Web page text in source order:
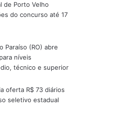
de Porto Velho
do concurso até 17
Paraíso (RO) abre
níveis
técnico e superior
oferta R$ 73 diários
seletivo estadual